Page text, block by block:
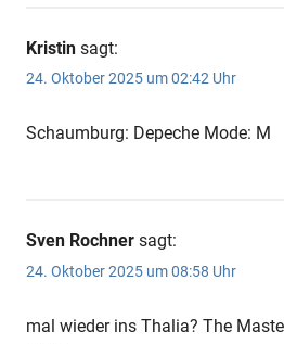
Kristin sagt:
24. Oktober 2025 um 02:42 Uhr
Schaumburg: Depeche Mode: M
Sven Rochner sagt:
24. Oktober 2025 um 08:58 Uhr
mal wieder ins Thalia? The